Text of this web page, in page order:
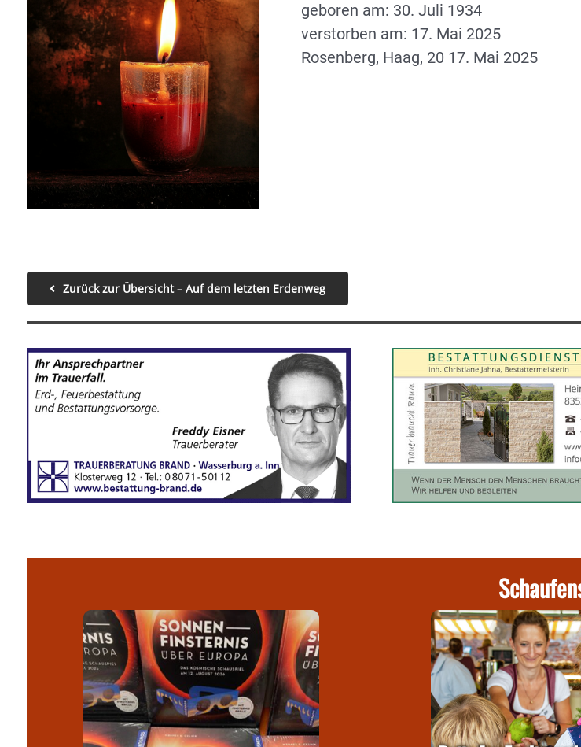
geboren am: 30. Juli 1934
verstorben am: 17. Mai 2025
Rosenberg, Haag, 20 17. Mai 2025
Zurück zur Übersicht – Auf dem letzten Erdenweg